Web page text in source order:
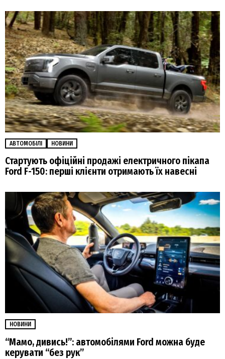
АВТОМОБІЛІ НОВИНИ
Стартують офіційні продажі електричного пікапа
Ford F-150: перші клієнти отримають їх навесні
НОВИНИ
“Мамо, дивись!”: автомобілями Ford можна буде
керувати “без рук”